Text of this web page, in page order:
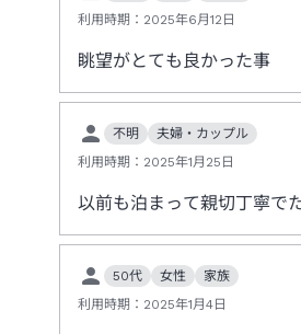
利用時期： 2025年6月12日
眺望がとても良かった事
不明
夫婦・カップル
利用時期： 2025年1月25日
以前も泊まって親切丁寧で
50代 女性
家族
利用時期： 2025年1月4日